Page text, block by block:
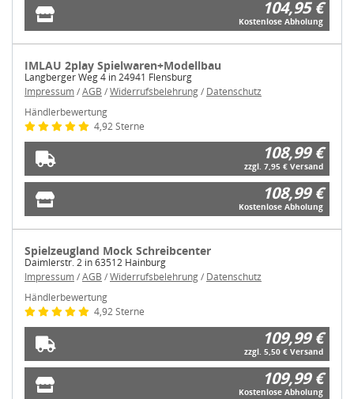
104,95 €
Kostenlose Abholung
IMLAU 2play Spielwaren+Modellbau
Langberger Weg 4 in 24941 Flensburg
Impressum/AGB /Widerrufsbelehrung/ Datenschutz
Händlerbewertung
4,92 Sterne
108,99 €
zzgl. 7,95 € Versand
108,99 €
Kostenlose Abholung
Spielzeugland Mock Schreibcenter
Daimlerstr. 2 in 63512 Hainburg
Impressum/AGB /Widerrufsbelehrung/ Datenschutz
Händlerbewertung
4,92 Sterne
109,99 €
zzgl. 5,50 € Versand
109,99 €
Kostenlose Abholung